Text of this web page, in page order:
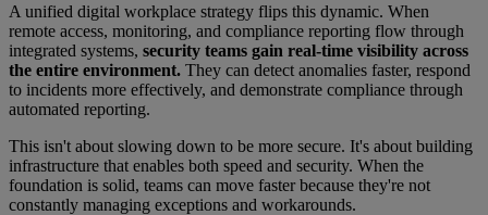
A unified digital workplace strategy flips this dynamic. When
remote access, monitoring, and compliance reporting flow through
integrated systems, security teams gain real-time visibility across
the entire environment. They can detect anomalies faster, respond
to incidents more effectively, and demonstrate compliance through
automated reporting.
This isn't about slowing down to be more secure. It's about building
infrastructure that enables both speed and security. When the
foundation is solid, teams can move faster because they're not
constantly managing exceptions and workarounds.